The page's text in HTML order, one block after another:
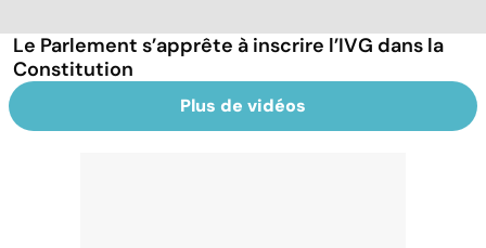
Le Parlement s’apprête à inscrire l’IVG dans la
Constitution
Plus de vidéos